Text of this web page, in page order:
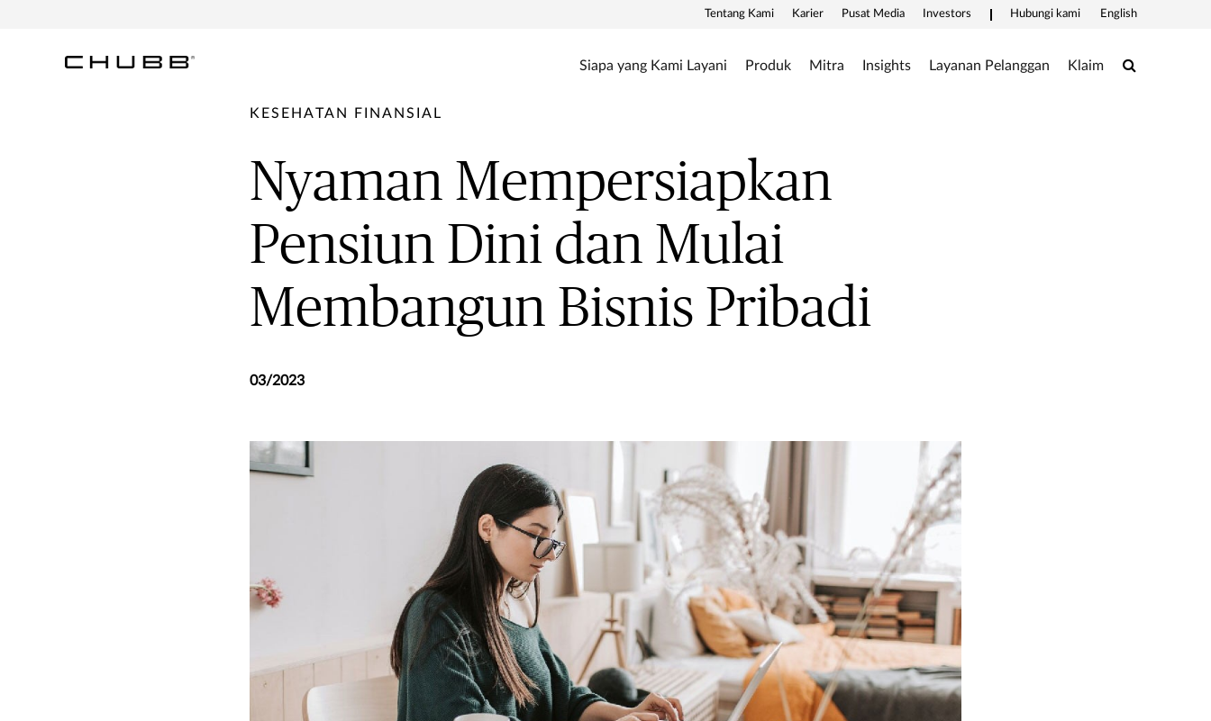
Tentang Kami Karier Pusat Media Investors Hubungi kami English
Siapa yang Kami Layani Produk Mitra Insights Layanan Pelanggan Klaim Search
KESEHATAN FINANSIAL
Nyaman Mempersiapkan
Pensiun Dini dan Mulai
Membangun Bisnis Pribadi
03/2023